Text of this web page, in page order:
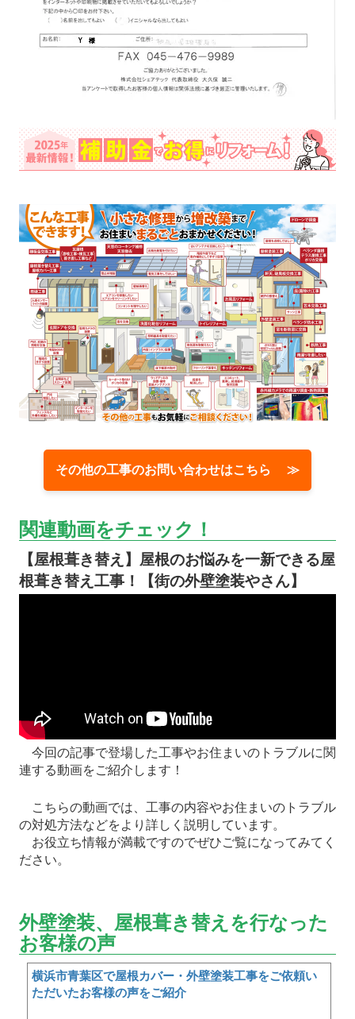
その他の工事のお問い合わせはこちら ≫
関連動画をチェック！
【屋根葺き替え】屋根のお悩みを一新できる屋
根葺き替え工事！【街の外壁塗装やさん】
今回の記事で登場した工事やお住まいのトラブルに関
連する動画をご紹介します！
こちらの動画では、工事の内容やお住まいのトラブル
の対処方法などをより詳しく説明しています。
お役立ち情報が満載ですのでぜひご覧になってみてく
ださい。
外壁塗装、屋根葺き替えを行なった
お客様の声
横浜市青葉区で屋根カバー・外壁塗装工事をご依頼い
ただいたお客様の声をご紹介